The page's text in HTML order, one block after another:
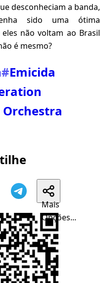
desconheciam a banda,
sido uma ótima
não voltam ao Brasil
é mesmo?
#Emicida
Orchestra
Mais
Opções...